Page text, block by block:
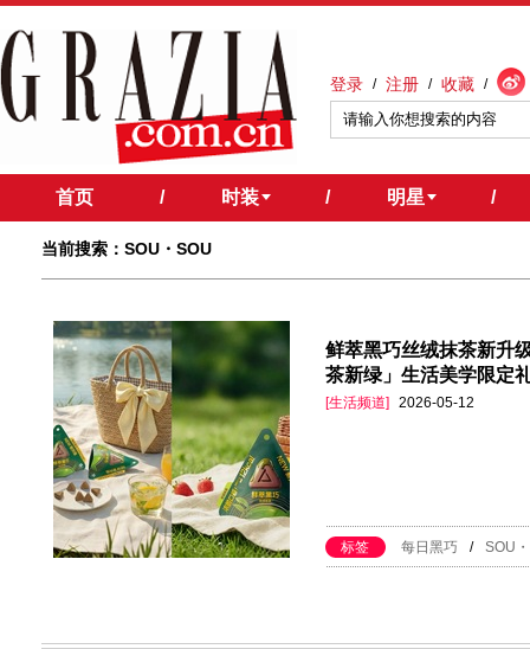
登录 / 注册 / 收藏 /
首页 / 时装 / 明星 /
当前搜索：SOU・SOU
鲜萃黑巧丝绒抹茶新升
茶新绿」生活美学限定
[生活频道] 2026-05-12
标签 每日黑巧 / SOU